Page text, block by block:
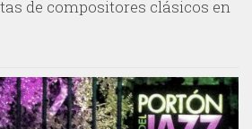
de compositores clásicos en